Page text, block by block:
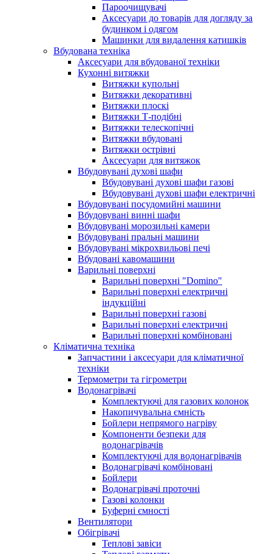
Пароочищувачі
Аксесуари до товарів для догляду за
будинком і одягом
Машинки для видалення катишків
Вбудована техніка
Аксесуари для вбудованої техніки
Кухонні витяжки
Витяжки купольні
Витяжки декоративні
Витяжки плоскі
Витяжки Т-подібні
Витяжки телескопічні
Витяжки вбудовані
Витяжки острівні
Аксесуари для витяжок
Вбудовувані духові шафи
Вбудовувані духові шафи газові
Вбудовувані духові шафи електричні
Вбудовувані посудомийні машини
Вбудовувані винні шафи
Вбудовувані морозильні камери
Вбудовувані пральні машини
Вбудовувані мікрохвильові печі
Вбудовані кавомашини
Варильні поверхні
Варильні поверхні "Domino"
Варильні поверхні електричні
індукційні
Варильні поверхні газові
Варильні поверхні електричні
Варильні поверхні комбіновані
Кліматична техніка
Запчастини і аксесуари для кліматичної
техніки
Термометри та гігрометри
Водонагрівачі
Комплектуючі для газових колонок
Накопичувальна ємність
Бойлери непрямого нагріву
Компоненти безпеки для
водонагрівачів
Комплектуючі для водонагрівачів
Водонагрівачі комбіновані
Бойлери
Водонагрівачі проточні
Газові колонки
Буферні ємності
Вентилятори
Обігрівачі
Теплові завіси